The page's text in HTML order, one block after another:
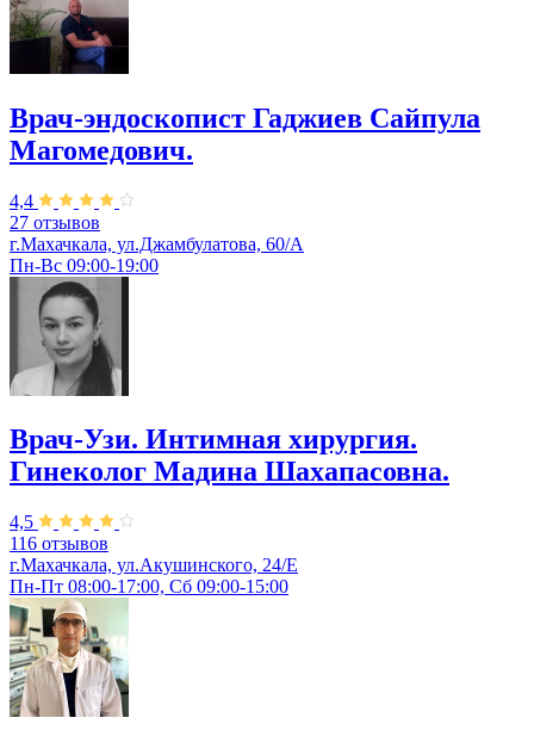
Врач-эндоскопист Гаджиев Сайпула
Магомедович.
4,4
27 отзывов
г.Махачкала, ул.Джамбулатова, 60/А
Пн-Вс 09:00-19:00
Врач-Узи. Интимная хирургия.
Гинеколог Мадина Шахапасовна.
4,5
116 отзывов
г.Махачкала, ул.Акушинского, 24/Е
Пн-Пт 08:00-17:00, Сб 09:00-15:00